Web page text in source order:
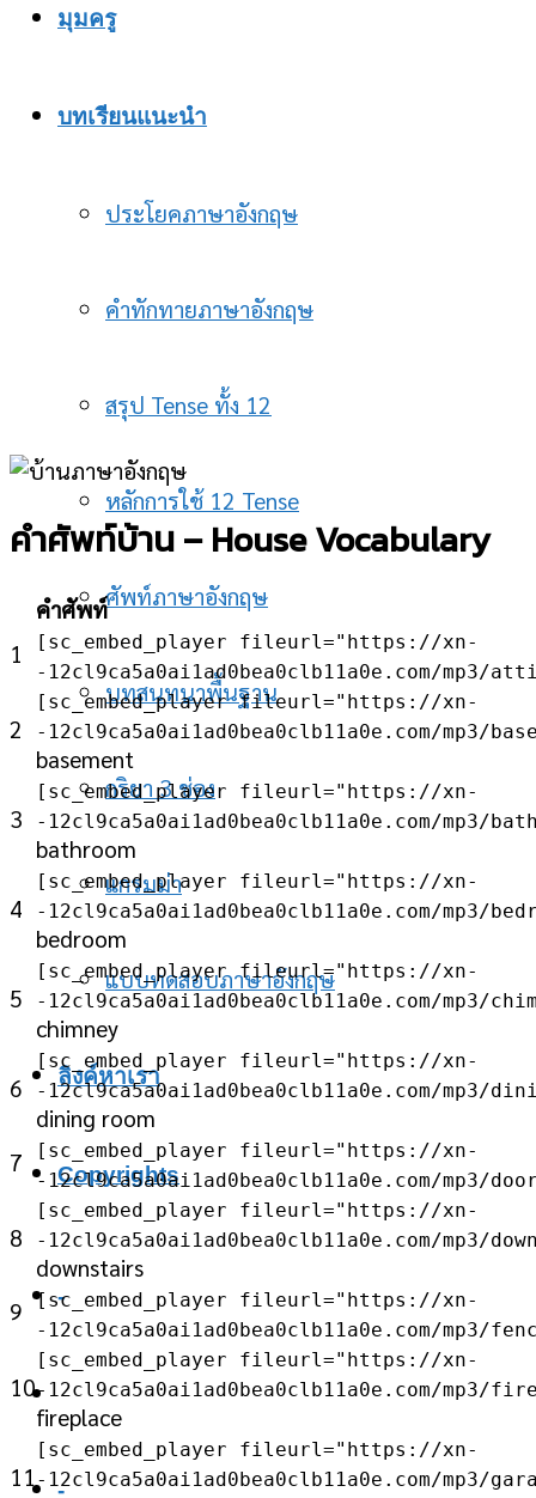
มุมครู
บทเรียนแนะนำ
ประโยคภาษาอังกฤษ
คำทักทายภาษาอังกฤษ
สรุป Tense ทั้ง 12
หลักการใช้ 12 Tense
ศัพท์ภาษาอังกฤษ
บทสนทนาพื้นฐาน
กริยา 3 ช่อง
แกรมม่า
แบบทดสอบภาษาอังกฤษ
ลิงค์หาเรา
Copyrights
-
-
คำศัพท์บ้าน – House Vocabulary
คำศัพท์
1
[sc_embed_player fileurl="https://xn-
-12cl9ca5a0ai1ad0bea0clb11a0e.com/mp3/
2
[sc_embed_player fileurl="https://xn-
-12cl9ca5a0ai1ad0bea0clb11a0e.com/mp3/
basement
3
[sc_embed_player fileurl="https://xn-
-12cl9ca5a0ai1ad0bea0clb11a0e.com/mp3/
bathroom
4
[sc_embed_player fileurl="https://xn-
-12cl9ca5a0ai1ad0bea0clb11a0e.com/mp3/
bedroom
5
[sc_embed_player fileurl="https://xn-
-12cl9ca5a0ai1ad0bea0clb11a0e.com/mp3/
chimney
6
[sc_embed_player fileurl="https://xn-
-12cl9ca5a0ai1ad0bea0clb11a0e.com/mp3/
dining room
7
[sc_embed_player fileurl="https://xn-
-12cl9ca5a0ai1ad0bea0clb11a0e.com/mp3/
8
[sc_embed_player fileurl="https://xn-
-12cl9ca5a0ai1ad0bea0clb11a0e.com/mp3/
downstairs
9
[sc_embed_player fileurl="https://xn-
-12cl9ca5a0ai1ad0bea0clb11a0e.com/mp3/
10
[sc_embed_player fileurl="https://xn-
-12cl9ca5a0ai1ad0bea0clb11a0e.com/mp3/
fireplace
11
[sc_embed_player fileurl="https://xn-
-12cl9ca5a0ai1ad0bea0clb11a0e.com/mp3/